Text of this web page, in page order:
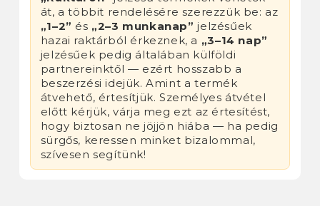
át, a többit rendelésére szerezzük be: az
„1–2” és „2–3 munkanap” jelzésűek
hazai raktárból érkeznek, a „3–14 nap”
jelzésűek pedig általában külföldi
partnereinktől — ezért hosszabb a
beszerzési idejük. Amint a termék
átvehető, értesítjük. Személyes átvétel
előtt kérjük, várja meg ezt az értesítést,
hogy biztosan ne jöjjön hiába — ha pedig
sürgős, keressen minket bizalommal,
szívesen segítünk!